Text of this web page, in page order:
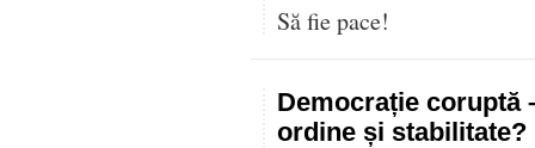
Să fie pace!
Democrație coruptă
ordine și stabilitate?